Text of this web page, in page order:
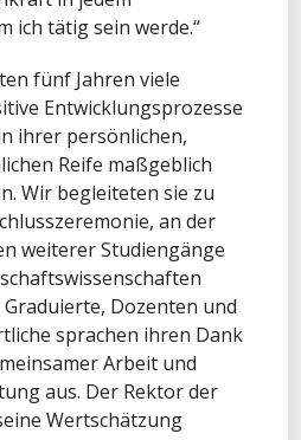
ich tätig sein werde.“
fünf Jahren viele
Entwicklungsprozesse
ihrer persönlichen,
Reife maßgeblich
Wir begleiteten sie zu
an der
weitererStudiengänge
Dozenten und
sprachen ihren Dank
Arbeit und
aus. Der Rektor der
Wertschätzung